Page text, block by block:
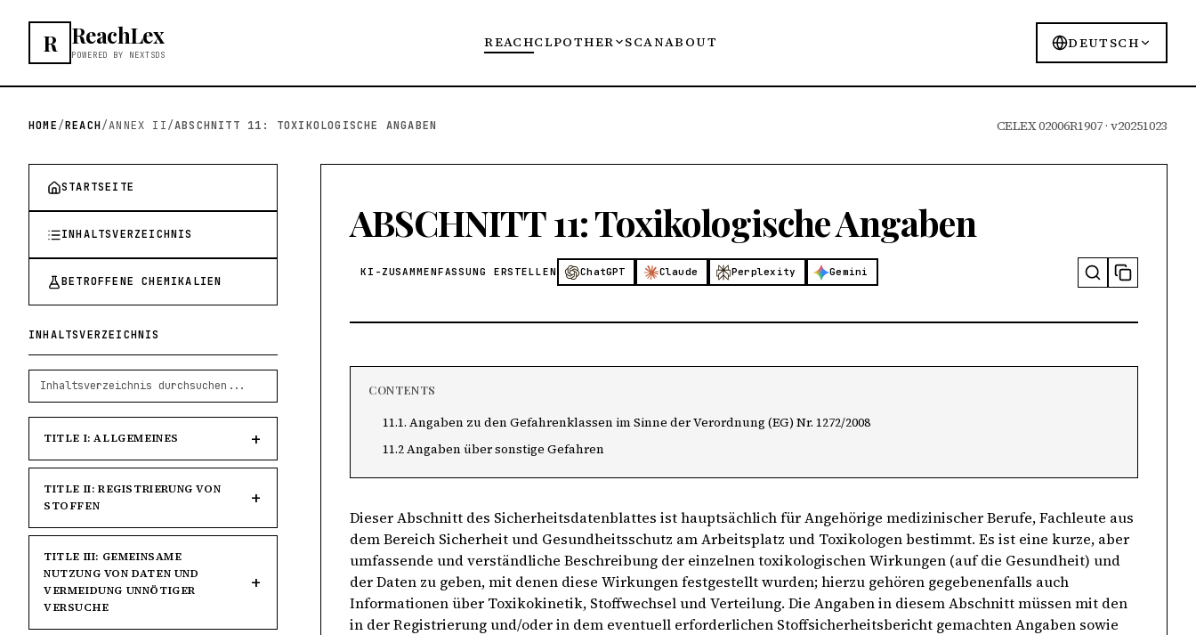
R ReachLex
POWERED BY NEXTSDS
REACHCLPOTHER SCANABOUT DEUTSCH
HOME/REACH/ANNEX II/ABSCHNITT 11: TOXIKOLOGISCHE ANGABEN CELEX 02006R1907 · v20251023
STARTSEITE
INHALTSVERZEICHNIS
BETROFFENE CHEMIKALIEN
INHALTSVERZEICHNIS
TITLE I: ALLGEMEINES
TITLE II: REGISTRIERUNG VON
STOFFEN
TITLE III: GEMEINSAME
NUTZUNG VON DATEN UND
VERMEIDUNG UNNÖTIGER
VERSUCHE
ABSCHNITT 11: Toxikologische Angaben
KI-ZUSAMMENFASSUNG ERSTELLEN ChatGPT Claude Perplexity Gemini
CONTENTS
11.1. Angaben zu den Gefahrenklassen im Sinne der Verordnung (EG) Nr. 1272/2008
11.2 Angaben über sonstige Gefahren
Dieser Abschnitt des Sicherheitsdatenblattes ist hauptsächlich für Angehörige medizinischer Berufe, Fachleute aus
dem Bereich Sicherheit und Gesundheitsschutz am Arbeitsplatz und Toxikologen bestimmt. Es ist eine kurze, aber
umfassende und verständliche Beschreibung der einzelnen toxikologischen Wirkungen (auf die Gesundheit) und
der Daten zu geben, mit denen diese Wirkungen festgestellt wurden; hierzu gehören gegebenenfalls auch
Informationen über Toxikokinetik, Stoffwechsel und Verteilung. Die Angaben in diesem Abschnitt müssen mit den
in der Registrierung und/oder in dem eventuell erforderlichen Stoffsicherheitsbericht gemachten Angaben sowie